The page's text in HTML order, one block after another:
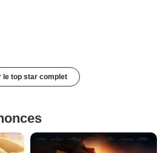
le top star complet